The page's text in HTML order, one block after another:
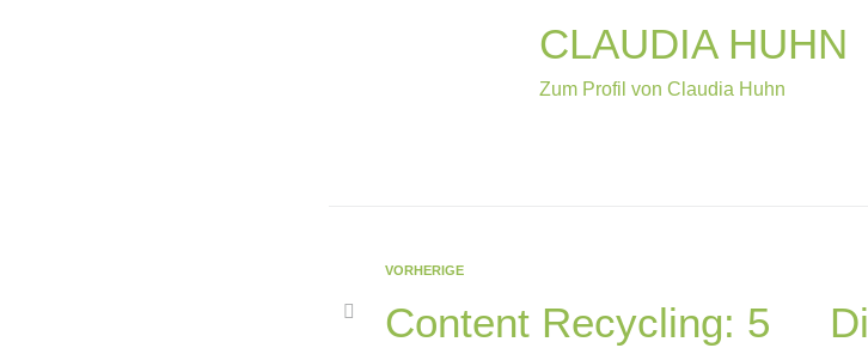
CLAUDIA HUHN
Zum Profil von Claudia Huhn
VORHERIGE
Content Recycling: 5